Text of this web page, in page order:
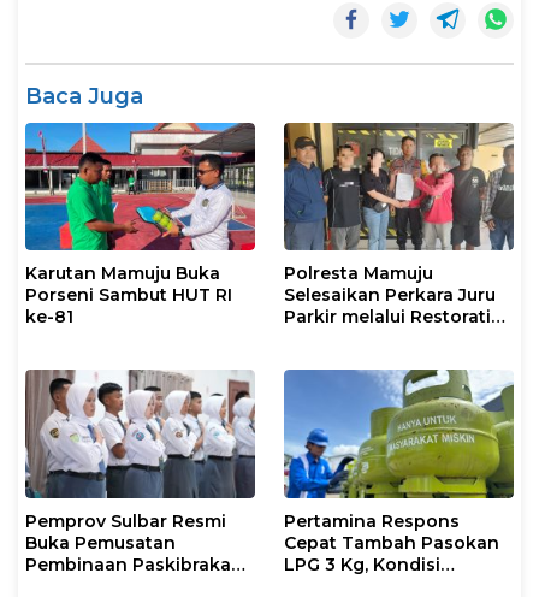
Baca Juga
Karutan Mamuju Buka
Porseni Sambut HUT RI
ke-81
Polresta Mamuju
Selesaikan Perkara Juru
Parkir melalui Restorative
Pemprov Sulbar Resmi
Buka Pemusatan
Pembinaan Paskibraka
Pertamina Respons
Cepat Tambah Pasokan
LPG 3 Kg, Kondisi